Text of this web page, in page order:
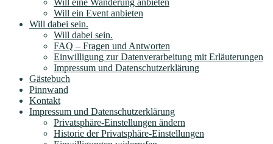
Will ein Event anbieten
Will dabei sein.
Will dabei sein.
FAQ – Fragen und Antworten
Einwilligung zur Datenverarbeitung mit Erläuterungen
Impressum und Datenschutzerklärung
Gästebuch
Pinnwand
Kontakt
Impressum und Datenschutzerklärung
Privatsphäre-Einstellungen ändern
Historie der Privatsphäre-Einstellungen